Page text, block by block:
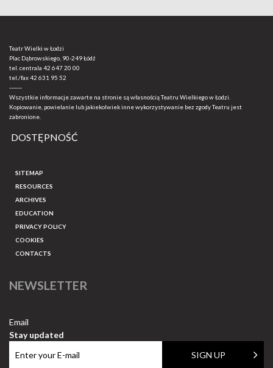
Teatr Wielki w Łodzi
Plac Dąbrowskiego, 90-249 Łódź
tel. centrala 42 647 20 00
tel./fax42 631 95 52
-------
Wszystkie informacje zawarte na stronie są własnością Teatru Wielkiego w Łodzi.
Kopiowanie, powielanie lub jakiekolwiek inne wykorzystywanie bez zgody Teatru jest
zabronione.
DOSTĘPNOŚĆ
SITEMAP
RESOURCES
ARCHIVES
EDUCATION
PRIVACY POLICY
COOKIES
CONTACTS
NEWSLETTER
Email
Stay updated